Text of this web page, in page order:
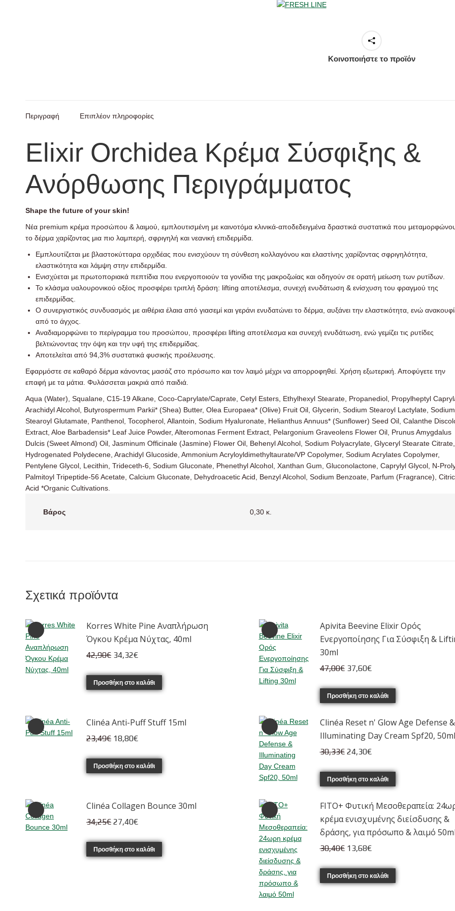
Κοινοποιήστε το προϊόν
Περιγραφή Επιπλέον πληροφορίες
Elixir Orchidea Κρέμα Σύσφιξης &
Ανόρθωσης Περιγράμματος
Shape the future of your skin!
Νέα premium κρέμα προσώπου & λαιμού, εμπλουτισμένη με καινοτόμα κλινικά-αποδεδειγμένα δραστικά συστατικά που
το δέρμα χαρίζοντας μια πιο λαμπερή, σφριγηλή και νεανική επιδερμίδα.
Εμπλουτίζεται με βλαστοκύτταρα ορχιδέας που ενισχύουν τη σύνθεση κολλαγόνου και ελαστίνης χαρίζοντας σφριγηλότητα,
ελαστικότητα και λάμψη στην επιδερμίδα.
Ενισχύεται με πρωτοποριακά πεπτίδια που ενεργοποιούν τα γονίδια της μακροζωίας και οδηγούν σε ορατή μείωση των ρυτίδων.
Το κλάσμα υαλουρονικού οξέος προσφέρει τριπλή δράση: lifting αποτέλεσμα, συνεχή ενυδάτωση & ενίσχυση του φραγμού της
επιδερμίδας.
Ο συνεργιστικός συνδυασμός με αιθέρια έλαια από γιασεμί και γεράνι ενυδατώνει το δέρμα, αυξάνει την ελαστικότητα, ενώ
από το άγχος.
Αναδιαμορφώνει το περίγραμμα του προσώπου, προσφέρει lifting αποτέλεσμα και συνεχή ενυδάτωση, ενώ γεμίζει τις ρυτίδες
βελτιώνοντας την όψη και την υφή της επιδερμίδας.
Αποτελείται από 94,3% συστατικά φυσικής προέλευσης.
Εφαρμόστε σε καθαρό δέρμα κάνοντας μασάζ στο πρόσωπο και τον λαιμό μέχρι να απορροφηθεί. Χρήση εξωτερική. Αποφύγετε την
επαφή με τα μάτια. Φυλάσσεται μακριά από παιδιά.
Aqua (Water), Squalane, C15-19 Alkane, Coco-Caprylate/Caprate, Cetyl Esters, Ethylhexyl Stearate, Propanediol, Propylheptyl
Arachidyl Alcohol, Butyrospermum Parkii* (Shea) Butter, Olea Europaea* (Olive) Fruit Oil, Glycerin, Sodium Stearoyl Lactylate, Sodium
Stearoyl Glutamate, Panthenol, Tocopherol, Allantoin, Sodium Hyaluronate, Helianthus Annuus* (Sunflower) Seed Oil, Calanthe
Extract, Aloe Barbadensis* Leaf Juice Powder, Alteromonas Ferment Extract, Pelargonium Graveolens Flower Oil, Prunus Amygdalus
Dulcis (Sweet Almond) Oil, Jasminum Officinale (Jasmine) Flower Oil, Behenyl Alcohol, Sodium Polyacrylate, Glyceryl Stearate Citrate,
Hydrogenated Polydecene, Arachidyl Glucoside, Ammonium Acryloyldimethyltaurate/VP Copolymer, Sodium Acrylates Copolymer,
Pentylene Glycol, Lecithin, Trideceth-6, Sodium Gluconate, Phenethyl Alcohol, Xanthan Gum, Gluconolactone, Caprylyl Glycol, N-
Palmitoyl Tripeptide-56 Acetate, Calcium Gluconate, Dehydroacetic Acid, Benzyl Alcohol, Sodium Benzoate, Parfum (Fragrance), Citric
Acid *Organic Cultivations.
Βάρος 0,30 κ.
Σχετικά προϊόντα
Korres White Pine Αναπλήρωση
Όγκου Κρέμα Νύχτας, 40ml
42,90€ Original
was:
34,32€Η
τιμή
Προσθήκη στο καλάθι
Apivita Beevine Elixir Ορός
Ενεργοποίησης Για Σύσφιξη &
30ml
47,00€ Original
was:
37,60€Η
τιμή
37,60€.
Προσθήκη στο καλάθι
Clinéa Anti-Puff Stuff 15ml
23,49€ Original
was:
18,80€Η
τιμή
Προσθήκη στο καλάθι
Clinéa Reset n' Glow Age Defense &
Illuminating Day Cream Spf20, 50ml
30,33€ Original
was:
24,30€Η
τιμή
24,30€.
Προσθήκη στο καλάθι
Clinéa Collagen Bounce 30ml
34,25€ Original
was:
27,40€Η
τιμή
Προσθήκη στο καλάθι
FITO+ Φυτική Μεσοθεραπεία:
κρέμα ενισχυμένης διείσδυσης &
δράσης, για πρόσωπο & λαιμό
30,40€ Original
was:
13,68€Η
τιμή
Προσθήκη στο καλάθι